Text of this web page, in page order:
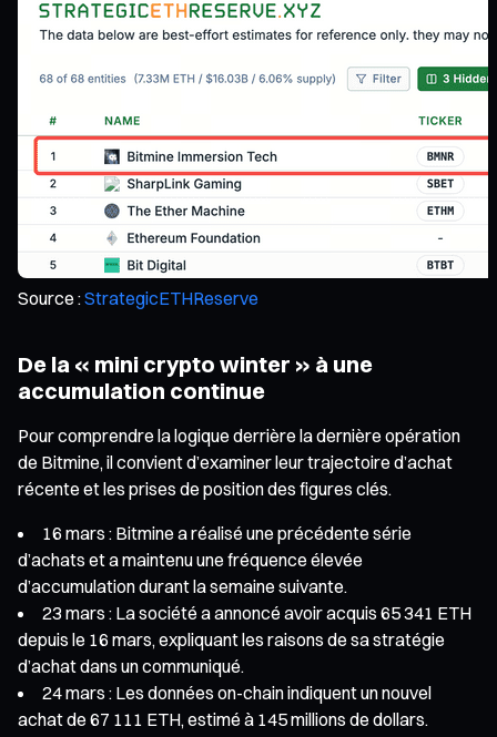
Source :StrategicETHReserve
De la « mini crypto winter » à une
accumulation continue
Pour comprendre la logique derrière la dernière opération
de Bitmine, il convient d’examiner leur trajectoire d’achat
récente et les prises de position des figures clés.
16 mars : Bitmine a réalisé une précédente série
d’achats et a maintenu une fréquence élevée
d’accumulation durant la semaine suivante.
23 mars : La société a annoncé avoir acquis 65 341 ETH
depuis le 16 mars, expliquant les raisons de sa stratégie
d’achat dans un communiqué.
24 mars : Les données on-chain indiquent un nouvel
achat de 67 111 ETH, estimé à 145 millions de dollars.